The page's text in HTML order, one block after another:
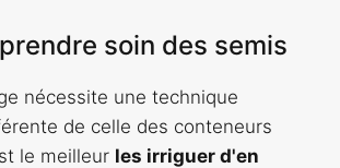
soin des semis
nécessite une technique
de celle des conteneurs
le meilleur les irriguer d'en